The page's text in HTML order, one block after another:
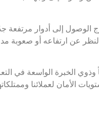
الوصول إلى أدوار مرتفعة
عن ارتفاعه أو صعوبة
الخبرة الواسعة في
الأمان لعملائنا